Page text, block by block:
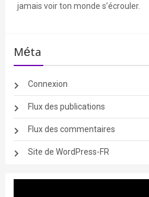
jamais voir ton monde s’écrouler.
Méta
Connexion
Flux des publications
Flux des commentaires
Site de WordPress-FR